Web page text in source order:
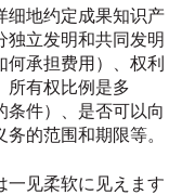
细地约定成果知识产
独立发明和共同发明
承担费用）、权利
所有权比例是多
条件）、是否可以向
的范围和期限等。
一见柔软に见えます